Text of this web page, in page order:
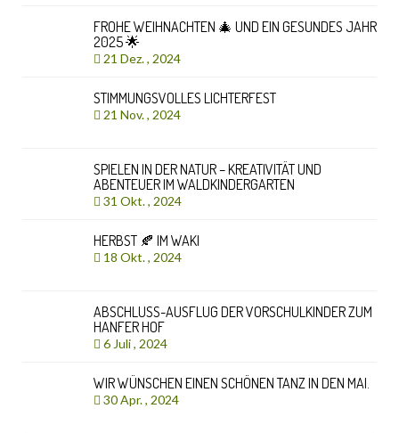
FROHE WEIHNACHTEN 🎄 UND EIN GESUNDES JAHR
2025 🌟
21 Dez. , 2024
STIMMUNGSVOLLES LICHTERFEST
21 Nov. , 2024
SPIELEN IN DER NATUR – KREATIVITÄT UND
ABENTEUER IM WALDKINDERGARTEN
31 Okt. , 2024
HERBST 🍂 IM WAKI
18 Okt. , 2024
ABSCHLUSS-AUSFLUG DER VORSCHULKINDER ZUM
HANFER HOF
6 Juli , 2024
WIR WÜNSCHEN EINEN SCHÖNEN TANZ IN DEN MAI.
30 Apr. , 2024